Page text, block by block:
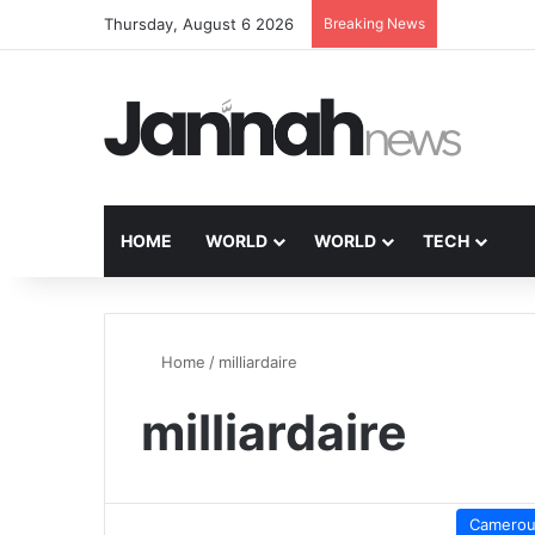
Thursday, August 6 2026 Breaking News
HOME WORLD WORLD TECH
Home / milliardaire
milliardaire